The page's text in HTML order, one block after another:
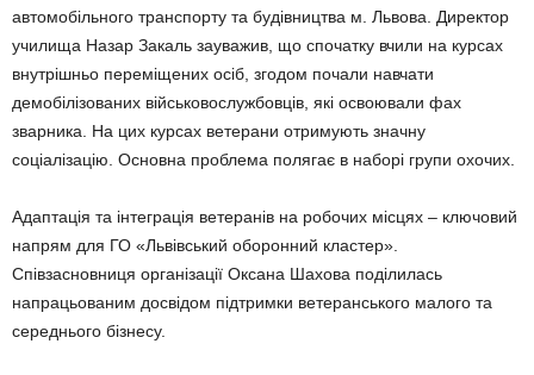
автомобільного транспорту та будівництва м. Львова. Директор
училища Назар Закаль зауважив, що спочатку вчили на курсах
внутрішньо переміщених осіб, згодом почали навчати
демобілізованих військовослужбовців, які освоювали фах
зварника. На цих курсах ветерани отримують значну
соціалізацію. Основна проблема полягає в наборі групи охочих.
Адаптація та інтеграція ветеранів на робочих місцях – ключовий
напрям для ГО «Львівський оборонний кластер».
Співзасновниця організації Оксана Шахова поділилась
напрацьованим досвідом підтримки ветеранського малого та
середнього бізнесу.